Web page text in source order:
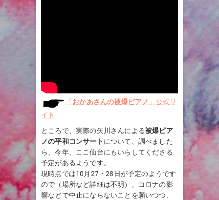
「 おかあさんの被爆ピアノ 」公式サ
イト
ところで、実際の矢川さんによる被爆ピア
ノの平和コンサートについて、調べました
ら、今年、ここ仙台にもいらしてくださる
予定があるようです。
現時点では10月27・28日が予定のようです
ので（場所など詳細は不明）、コロナの影
響などで中止にならないことを願いつつ、